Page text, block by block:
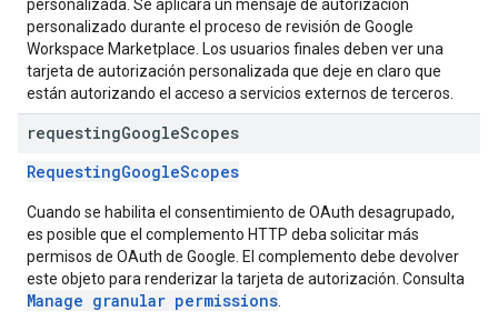
personalizada. Se aplicará un mensaje de autorización
personalizado durante el proceso de revisión de Google
Workspace Marketplace. Los usuarios finales deben ver una
tarjeta de autorización personalizada que deje en claro que
están autorizando el acceso a servicios externos de terceros.
requestingGoogleScopes
RequestingGoogleScopes
Cuando se habilita el consentimiento de OAuth desagrupado,
es posible que el complemento HTTP deba solicitar más
permisos de OAuth de Google. El complemento debe devolver
este objeto para renderizar la tarjeta de autorización. Consulta
Manage granular permissions